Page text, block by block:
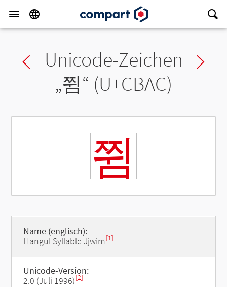
Previous char
Unicode-Zeichen
„쮬“ (U+CBAC)
쮬
Name (englisch):
Hangul Syllable Jjwim [1]
Unicode-Version:
2.0 (Juli 1996)[2]